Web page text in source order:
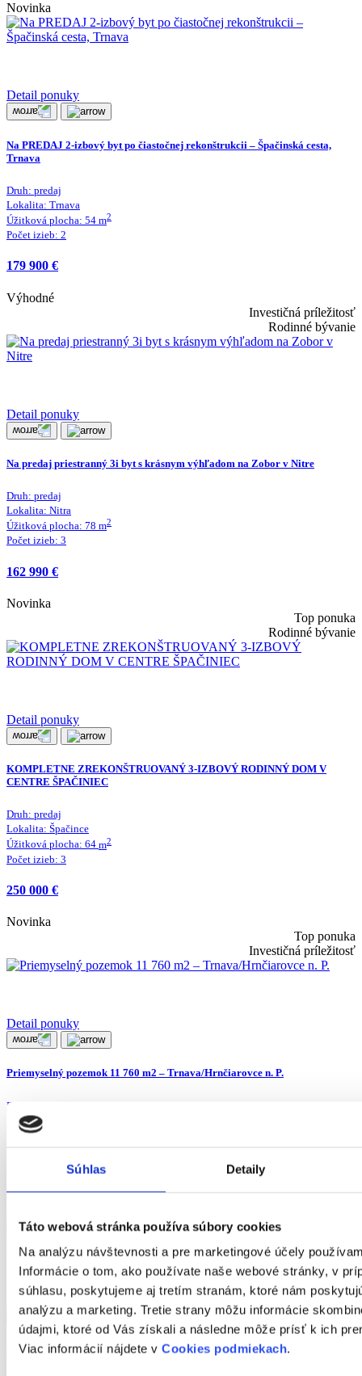
Súhlas Detaily
Táto webová stránka používa súbory cookies
Na analýzu návštevnosti a pre marketingové účely
Informácie o tom, ako používate naše webové stránky, v
súhlasu, poskytujeme aj tretím stranám, ktoré nám
analýzu a marketing. Tretie strany môžu informácie
údajmi, ktoré od Vás získali a následne môže prísť k ich
Viac informácií nájdete v Cookies podmiekach.
Novinka
Detail ponuky
Na PREDAJ 2-izbový byt po čiastočnej rekonštrukcii – Špačinská cesta,
Trnava
Druh: predaj
Lokalita: Trnava
Úžitková plocha: 54 m2
Počet izieb: 2
179 900 €
Výhodné
Investičná príležitosť
Rodinné bývanie
Detail ponuky
Na predaj priestranný 3i byt s krásnym výhľadom na Zobor v Nitre
Druh: predaj
Lokalita: Nitra
Úžitková plocha: 78 m2
Počet izieb: 3
162 990 €
Novinka
Top ponuka
Rodinné bývanie
Detail ponuky
KOMPLETNE ZREKONŠTRUOVANÝ 3-IZBOVÝ RODINNÝ DOM V
CENTRE ŠPAČINIEC
Druh: predaj
Lokalita: Špačince
Úžitková plocha: 64 m2
Počet izieb: 3
250 000 €
Novinka
Top ponuka
Investičná príležitosť
Detail ponuky
Priemyselný pozemok 11 760 m2 – Trnava/Hrnčiarovce n. P.
Druh:
Lokalita:
Úžitková plocha:
Detail ponuky
Na predaj moderný 4-izbový mezonet s fotovoltikou a záhradou | Miloslavov